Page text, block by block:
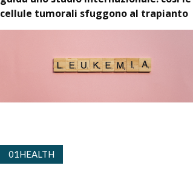
cellule tumorali sfuggono al trapianto
01HEALTH